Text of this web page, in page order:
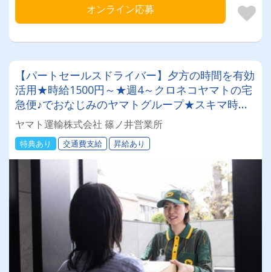
オンライン応募
【パートセールスドライバー】夕方の時間を有効
活用★時給1500円～★週4～クロネコヤマトの宅
急便♪でおなじみのヤマトグループ★スキマ時間
で収入を◎ 業界最大手★知識・技術研修充実◎
明確な評価制度でやりがい◎アルバイトでも社
割・持ち株制度・健康診断など福利厚生充実★社
員登用制度あり★Wワーク・副業にもピッタリ♪
ヤマト運輸株式会社 篠ノ井営業所
特典あり 交通費支給 昇給あり